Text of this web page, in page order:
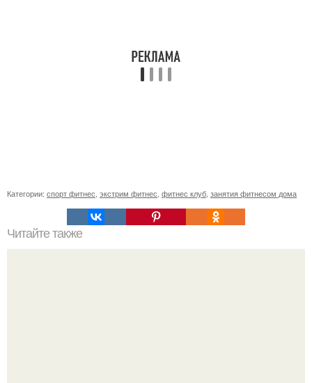
Категории: спорт фитнес экстрим фитнес фитнес клуб занятия фитнесом дома
Читайте также